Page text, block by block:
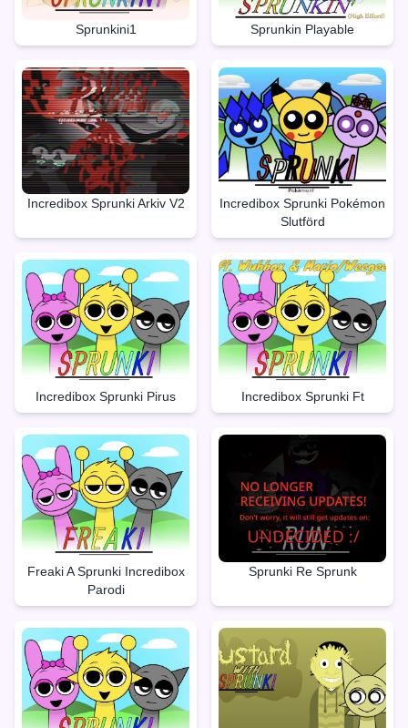
Sprunkini1 Sprunkin Playable
Incredibox Sprunki Arkiv V2
Incredibox Sprunki Pokémon
Slutförd
Incredibox Sprunki Pirus Incredibox Sprunki Ft
Freaki A Sprunki Incredibox
Parodi
Sprunki Re Sprunk